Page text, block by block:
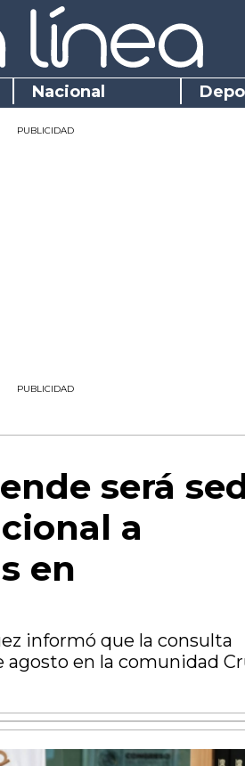
Nacional
PUBLICIDAD
PUBLICIDAD
será
a
en
informó que la consulta
agosto en la comunidad